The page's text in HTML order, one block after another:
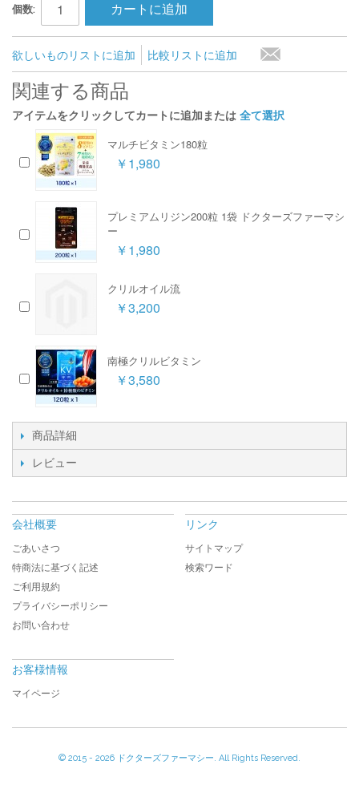
個数: カートに追加
欲しいものリストに追加 比較リストに追加
関連する商品
アイテムをクリックしてカートに追加または 全て選択
マルチビタミン180粒
￥1,980
プレミアムリジン200粒 1袋 ドクターズファーマシ
ー
￥1,980
クリルオイル流
￥3,200
南極クリルビタミン
￥3,580
商品詳細
レビュー
会社概要
ごあいさつ
特商法に基づく記述
ご利用規約
プライバシーポリシー
お問い合わせ
リンク
サイトマップ
検索ワード
お客様情報
マイページ
© 2015 - 2026 ドクターズファーマシー. All Rights Reserved.